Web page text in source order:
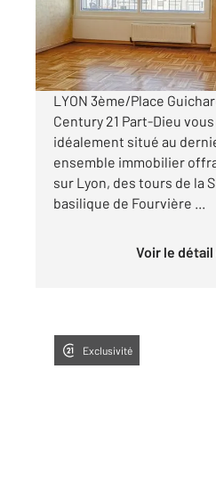
150 000
Visiter le site dédié
LYON 3ème/Place
Century 21 Part-Dieu
idéalement situé au
ensemble immobilier
sur Lyon, des tours de la
basilique de Fourvière ...
Voir le
Exclusivité